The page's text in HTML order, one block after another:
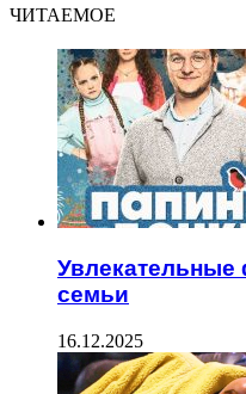
ЧИТАЕМОЕ
семьи
16.12.2025